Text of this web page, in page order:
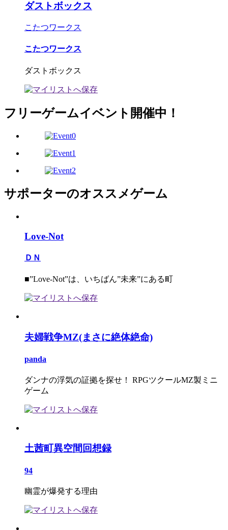
ダストボックス
こたつワークス
こたつワークス
ダストボックス
フリーゲームイベント開催中！
サポーターのオススメゲーム
Love-Not
ＤＮ
■”Love-Not”は、いちばん”未来”にある町
夫婦戦争MZ(まさに絶体絶命)
panda
ダンナの浮気の証拠を探せ！ RPGツクールMZ製ミニ
ゲーム
土茜町異空間回想録
94
幽霊が爆発する理由